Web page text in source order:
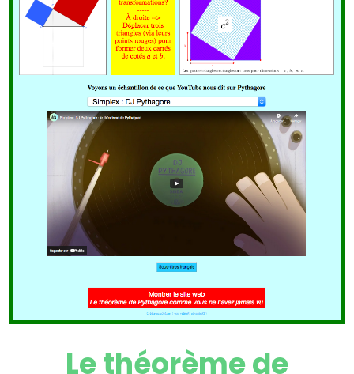
Le théorème de